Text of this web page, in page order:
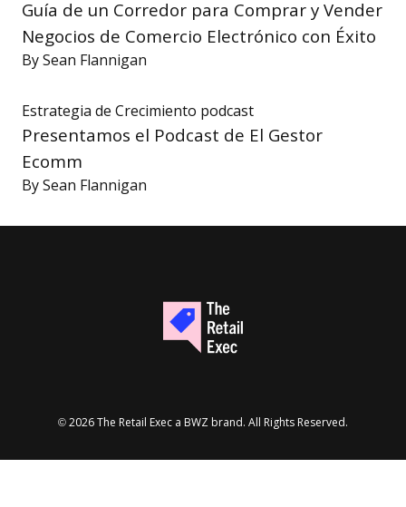
Guía de un Corredor para Comprar y Vender
Negocios de Comercio Electrónico con Éxito
By Sean Flannigan
Estrategia de Crecimiento podcast
Presentamos el Podcast de El Gestor
Ecomm
By Sean Flannigan
© 2026 The Retail Exec a BWZ Opens new window
brand. All Rights Reserved.